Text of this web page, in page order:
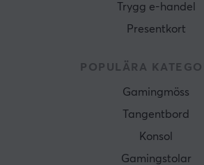
Trygg e-handel
Presentkort
POPULÄRA
Gamingmöss
Tangentbord
Konsol
Gamingstolar